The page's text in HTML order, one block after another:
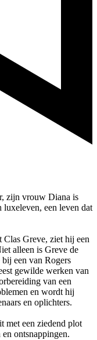
zijn vrouw Diana is
luxeleven, een leven dat
Clas Greve, ziet hij een
alleen is Greve de
een van Rogers
gewilde werken van
van een
en wordt hij
en oplichters.
met een ziedend plot
ontsnappingen.